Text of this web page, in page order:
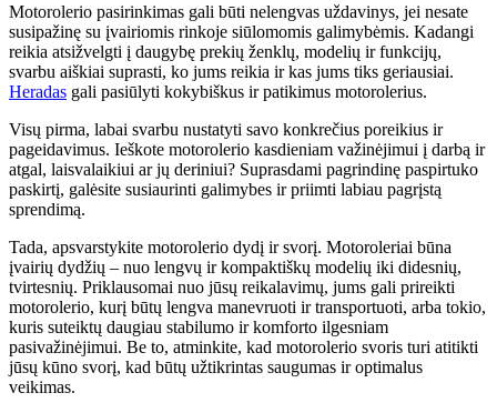
Motorolerio pasirinkimas gali būti nelengvas uždavinys, jei nesate
susipažinę su įvairiomis rinkoje siūlomomis galimybėmis. Kadangi
reikia atsižvelgti į daugybę prekių ženklų, modelių ir funkcijų,
svarbu aiškiai suprasti, ko jums reikia ir kas jums tiks geriausiai.
Heradas gali pasiūlyti kokybiškus ir patikimus motorolerius.
Visų pirma, labai svarbu nustatyti savo konkrečius poreikius ir
pageidavimus. Ieškote motorolerio kasdieniam važinėjimui į darbą ir
atgal, laisvalaikiui ar jų deriniui? Suprasdami pagrindinę paspirtuko
paskirtį, galėsite susiaurinti galimybes ir priimti labiau pagrįstą
sprendimą.
Tada, apsvarstykite motorolerio dydį ir svorį. Motoroleriai būna
įvairių dydžių – nuo ​​lengvų ir kompaktiškų modelių iki didesnių,
tvirtesnių. Priklausomai nuo jūsų reikalavimų, jums gali prireikti
motorolerio, kurį būtų lengva manevruoti ir transportuoti, arba tokio,
kuris suteiktų daugiau stabilumo ir komforto ilgesniam
pasivažinėjimui. Be to, atminkite, kad motorolerio svoris turi atitikti
jūsų kūno svorį, kad būtų užtikrintas saugumas ir optimalus
veikimas.